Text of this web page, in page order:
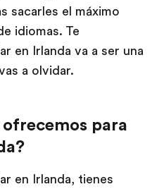
sacarles el máximo
idiomas. Te
en Irlanda va a ser una
a olvidar.
para
en Irlanda, tienes